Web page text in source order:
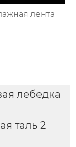
лента
лебедка
таль 2